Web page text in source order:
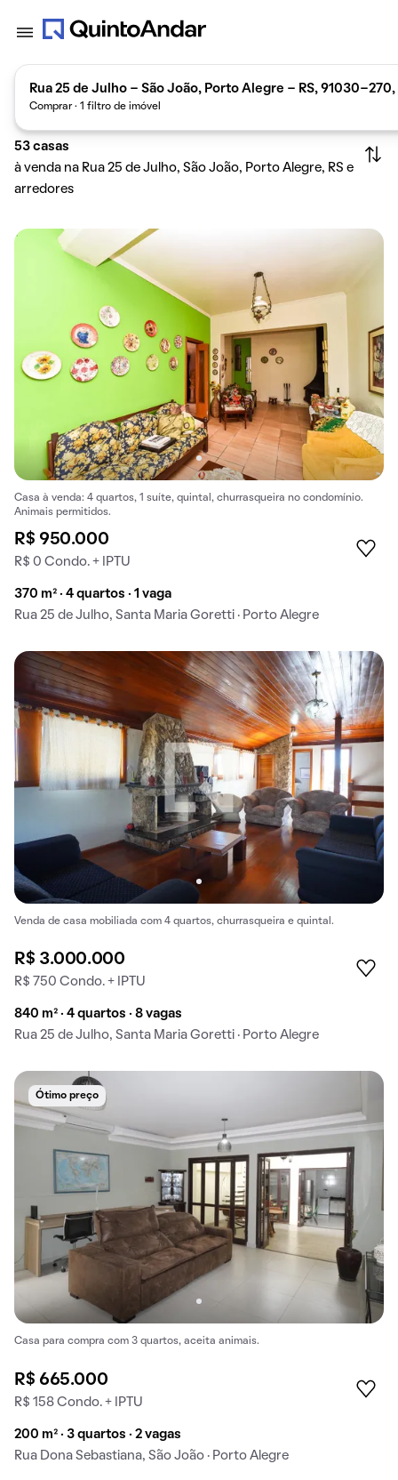
Rua 25 de Julho - São João, Porto Alegre - RS, 91030-270,
Comprar · 1 filtro de imóvel
53 casas
à venda na Rua 25 de Julho, São João, Porto Alegre, RS e
arredores
Casa à venda: 4 quartos, 1 suíte, quintal, churrasqueira no condomínio.
Animais permitidos.
R$ 950.000
R$ 0 Condo. + IPTU
370 m² · 4 quartos · 1 vaga
Rua 25 de Julho, Santa Maria Goretti · Porto Alegre
Venda de casa mobiliada com 4 quartos, churrasqueira e quintal.
R$ 3.000.000
R$ 750 Condo. + IPTU
840 m² · 4 quartos · 8 vagas
Rua 25 de Julho, Santa Maria Goretti · Porto Alegre
Ótimo preço
Casa para compra com 3 quartos, aceita animais.
R$ 665.000
R$ 158 Condo. + IPTU
200 m² · 3 quartos · 2 vagas
Rua Dona Sebastiana, São João · Porto Alegre